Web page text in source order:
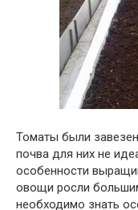
Томаты были
почва для них не
особенности
овощи росли
необходимо знать